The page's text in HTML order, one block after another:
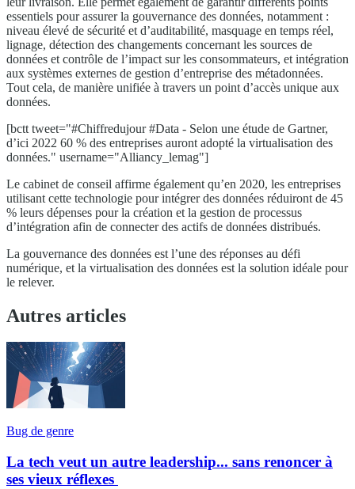
essentiels pour assurer la gouvernance des données, notamment :
niveau élevé de sécurité et d’auditabilité, masquage en temps réel,
lignage, détection des changements concernant les sources de
données et contrôle de l’impact sur les consommateurs, et intégration
aux systèmes externes de gestion d’entreprise des métadonnées.
Tout cela, de manière unifiée à travers un point d’accès unique aux
données.
[bctt tweet="#Chiffredujour #Data - Selon une étude de Gartner,
d’ici 2022 60 % des entreprises auront adopté la virtualisation des
données." username="Alliancy_lemag"]
Le cabinet de conseil affirme également qu’en 2020, les entreprises
utilisant cette technologie pour intégrer des données réduiront de 45
% leurs dépenses pour la création et la gestion de processus
d’intégration afin de connecter des actifs de données distribués.
La gouvernance des données est l’une des réponses au défi
numérique, et la virtualisation des données est la solution idéale pour
le relever.
Autres articles
Bug de genre
La tech veut un autre leadership... sans renoncer à
ses vieux réflexes